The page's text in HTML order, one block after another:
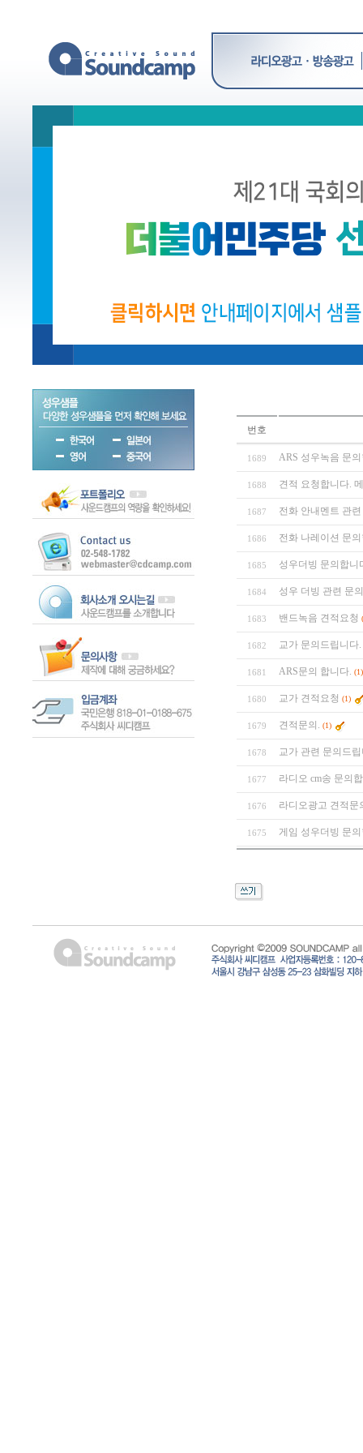
번호
1689 ARS 성우녹음 문
1688 견적 요청합니다.
1687 전화 안내멘트 관
1686 전화 나레이션 문
1685 성우더빙 문의합니
1684 성우 더빙 관련 문
1683 밴드녹음 견적요청
1682 교가 문의드립니다.
1681 ARS문의 합니다. (1)
1680 교가 견적요청 (1)
1679 견적문의. (1)
1678 교가 관련 문의드
1677 라디오 cm송 문의
1676 라디오광고 견적문
1675 게임 성우더빙 문